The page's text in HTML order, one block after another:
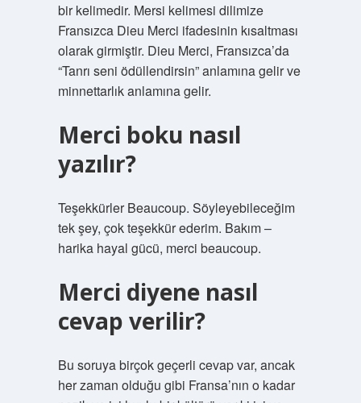
bir kelimedir. Mersi kelimesi dilimize
Fransızca Dieu Merci ifadesinin kısaltması
olarak girmiştir. Dieu Merci, Fransızca’da
“Tanrı seni ödüllendirsin” anlamına gelir ve
minnettarlık anlamına gelir.
Merci boku nasıl
yazılır?
Teşekkürler Beaucoup. Söyleyebileceğim
tek şey, çok teşekkür ederim. Bakım –
harika hayal gücü, merci beaucoup.
Merci diyene nasıl
cevap verilir?
Bu soruya birçok geçerli cevap var, ancak
her zaman olduğu gibi Fransa’nın o kadar